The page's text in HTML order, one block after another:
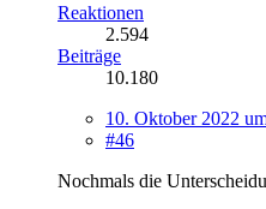
Reaktionen
2.594
Beiträge
10.180
10. Oktober 2022
#46
Nochmals die